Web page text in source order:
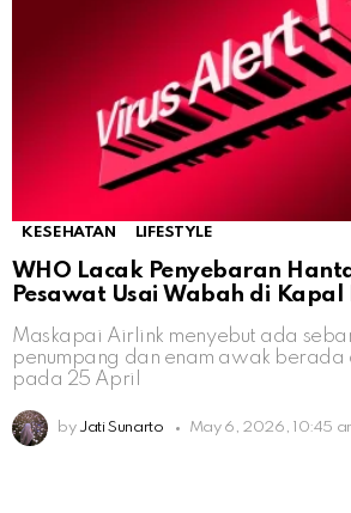
KESEHATAN LIFESTYLE
WHO Lacak Penyebaran
Pesawat Usai Wabah di Kapal
Maskapai Airlink menyebut ada
penumpang dan enam awak
pada 25 April
by Jati Sunarto May 6, 2026, 10:45